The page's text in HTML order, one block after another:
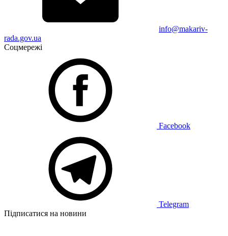
info@makariv-
rada.gov.ua
Соцмережі
Facebook
Telegram
Підписатися на новини